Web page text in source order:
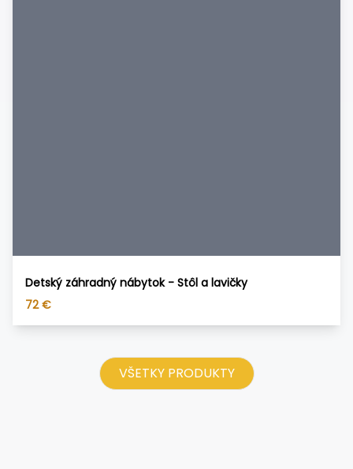
Detský záhradný nábytok - Stôl a lavičky
72 €
VŠETKY PRODUKTY